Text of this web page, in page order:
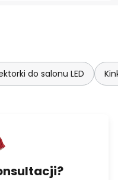
do salonu LED